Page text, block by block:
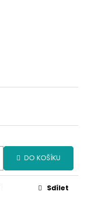
DO KOŠÍKU
Sdílet